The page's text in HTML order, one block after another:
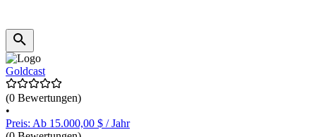
Goldcast
(0 Bewertungen)
•
Preis: Ab 15.000,00 $ / Jahr